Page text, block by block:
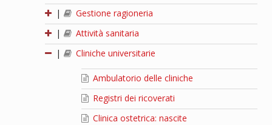
|
Gestione ragioneria
|
Attività sanitaria
|
Cliniche universitarie
Ambulatorio delle cliniche
Registri dei ricoverati
Clinica ostetrica: nascite